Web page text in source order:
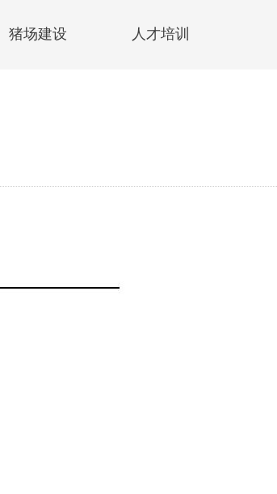
猪场建设 人才培训